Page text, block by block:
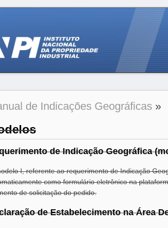
de Indicações Geográficas »
de Indicação Geográfica
I, referente ao requerimento de Indicação
como formulário eletrônico na
de solicitação do pedido.
de Estabelecimento na Área